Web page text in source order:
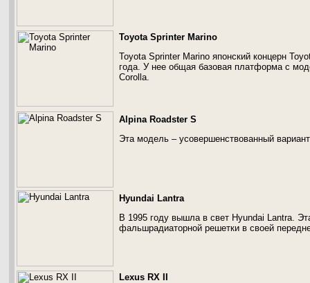
Toyota Sprinter Marino
Toyota Sprinter Marino японский концерн
года. У нее общая базовая платформа с
Corolla.
Alpina Roadster S
Эта модель – усовершенствованный
Hyundai Lantra
В 1995 году вышла в свет Hyundai Lantra.
фальшрадиаторной решетки в своей
Lexus RX II